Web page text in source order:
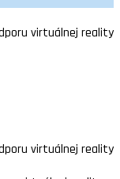
virtuálnej reality
virtuálnej reality